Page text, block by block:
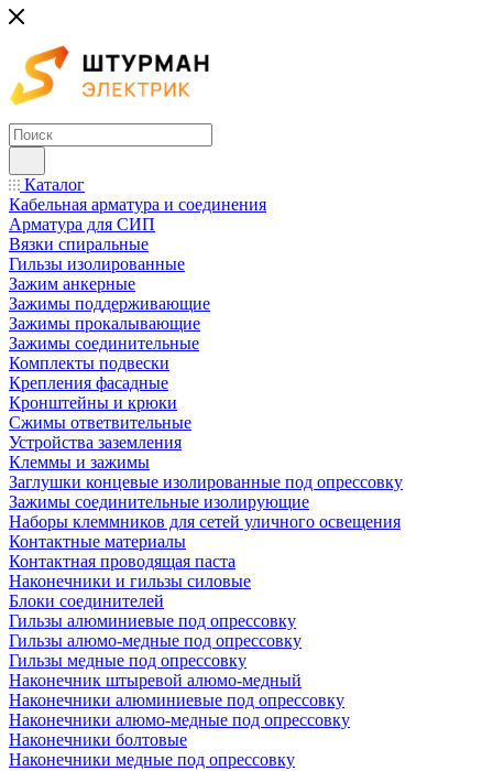
Каталог
Кабельная арматура и соединения
Арматура для СИП
Вязки спиральные
Гильзы изолированные
Зажим анкерные
Зажимы поддерживающие
Зажимы прокалывающие
Зажимы соединительные
Комплекты подвески
Крепления фасадные
Кронштейны и крюки
Сжимы ответвительные
Устройства заземления
Клеммы и зажимы
Заглушки концевые изолированные под опрессовку
Зажимы соединительные изолирующие
Наборы клеммников для сетей уличного освещения
Контактные материалы
Контактная проводящая паста
Наконечники и гильзы силовые
Блоки соединителей
Гильзы алюминиевые под опрессовку
Гильзы алюмо-медные под опрессовку
Гильзы медные под опрессовку
Наконечник штыревой алюмо-медный
Наконечники алюминиевые под опрессовку
Наконечники алюмо-медные под опрессовку
Наконечники болтовые
Наконечники медные под опрессовку